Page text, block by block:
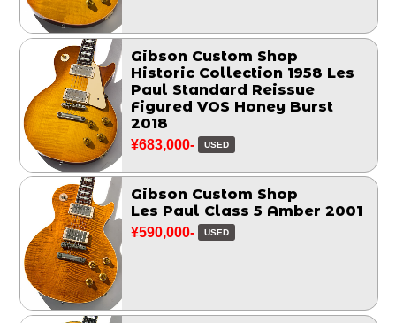
Gibson Custom Shop
Historic Collection 1958 Les
Paul Standard Reissue
Figured VOS Honey Burst
2018
¥683,000- USED
Gibson Custom Shop
Les Paul Class 5 Amber 2001
¥590,000- USED